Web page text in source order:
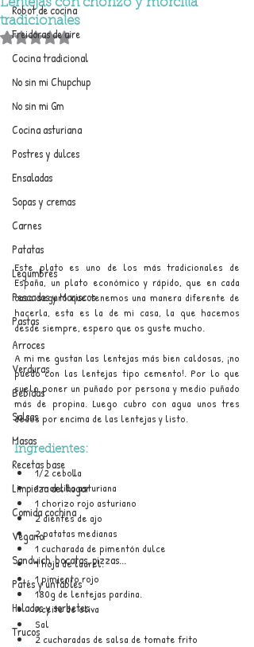
Robot de cocina
Freidoras de aire
Cocina tradicional
No sin mi Chupchup
No sin mi Gm
Cocina asturiana
Postres y dulces
Ensaladas
Sopas y cremas
Carnes
Patatas
Legumbres
Pescados y Mariscos
Pastas
Arroces
Verduras
Bebidas
Salsas
Masas
Recetas base
Limpieza del hogar
Comida cochina
Vegano
Sandwich, bocatas, pizzas...
Patés y untables
Helados y sorbetes
Trucos
Lentejas con chorizo y morcilla
tradicionales
Obtuvo NaN de 5 estrellas.
Este plato es uno de los más tradicionales de
España, un plato económico y rápido, que en cada
casa seguro que tenemos una manera diferente de
hacerla, esta es la de mi casa, la que hacemos
desde siempre, espero que os guste mucho.
A mi me gustan las lentejas más bien caldosas, ¡no
puedo con las lentejas tipo cemento!. Por lo que
suelo poner un puñado por persona y medio puñado
más de propina. Luego cubro con agua unos tres
dedos por encima de las lentejas y listo.
Ingredientes:
1/2 cebolla
1 morcilla asturiana
1 chorizo rojo asturiano
2 dientes de ajo
2 patatas medianas
1 cucharada de pimentón dulce
1 hoja de laurel.
1 pimiento rojo
180g de lentejas pardina.
Aceite de oliva
Sal
2 cucharadas de salsa de tomate frito